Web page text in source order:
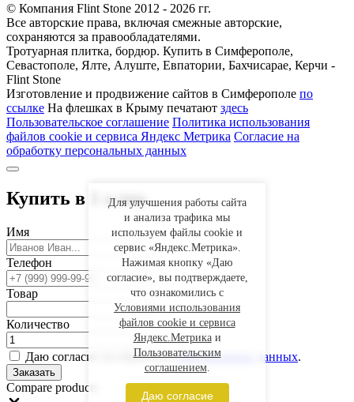
© Компания Flint Stone 2012 - 2026 гг.
Все авторские права, включая смежные авторские,
сохраняются за правообладателями.
Тротуарная плитка, бордюр. Купить в Симферополе,
Севастополе, Ялте, Алуште, Евпатории, Бахчисарае, Керчи -
Flint Stone
Изготовление и продвижение сайтов в Симферополе по
ссылке На флешках в Крыму печатают здесь
Пользовательское соглашение Политика использования
файлов cookie и сервиса Яндекс Метрика Согласие на
обработку персональных данных
Купить в 1 клик
Имя
Телефон
Товар
Количество
Даю согласие на обработкуперсональных данных.
Заказать
Compare products
Для улучшения работы сайта
и анализа трафика мы
используем файлы cookie и
сервис «Яндекс.Метрика».
Нажимая кнопку «Даю
согласие», вы подтверждаете,
что ознакомились с
Условиями использования
файлов cookie и сервиса
Яндекс.Метрикаи
Пользовательским
соглашением.
Даю согласие